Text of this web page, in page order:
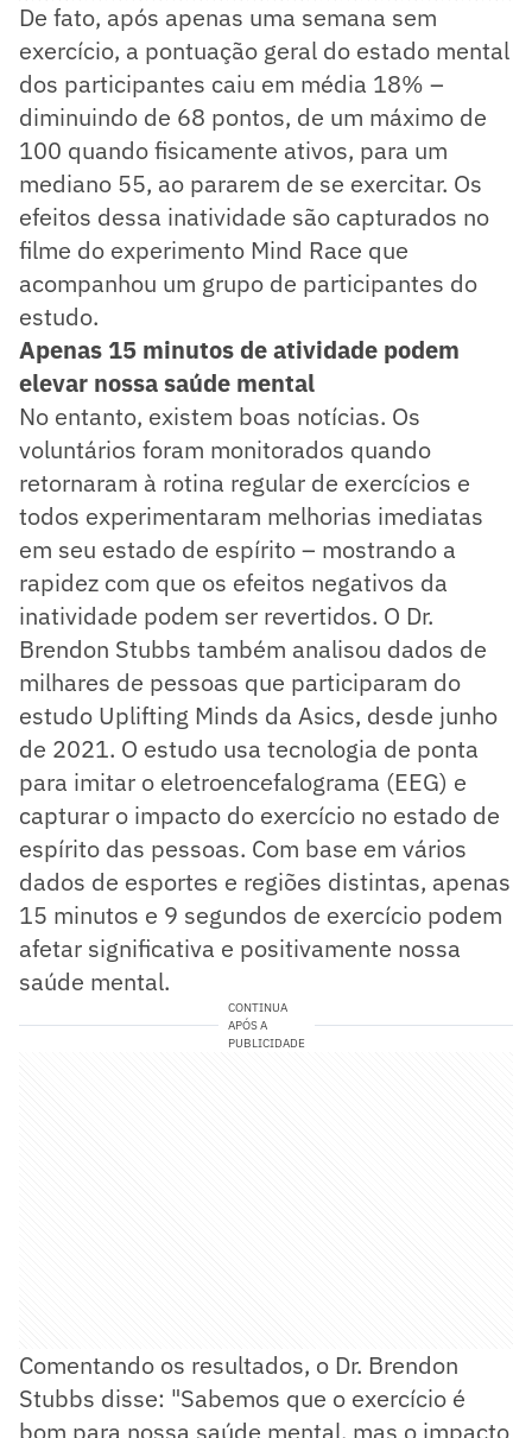
De fato, após apenas uma semana sem
exercício, a pontuação geral do estado mental
dos participantes caiu em média 18% –
diminuindo de 68 pontos, de um máximo de
100 quando fisicamente ativos, para um
mediano 55, ao pararem de se exercitar. Os
efeitos dessa inatividade são capturados no
filme do experimento Mind Race que
acompanhou um grupo de participantes do
estudo.
Apenas 15 minutos de atividade podem
elevar nossa saúde mental
No entanto, existem boas notícias. Os
voluntários foram monitorados quando
retornaram à rotina regular de exercícios e
todos experimentaram melhorias imediatas
em seu estado de espírito – mostrando a
rapidez com que os efeitos negativos da
inatividade podem ser revertidos. O Dr.
Brendon Stubbs também analisou dados de
milhares de pessoas que participaram do
estudo Uplifting Minds da Asics, desde junho
de 2021. O estudo usa tecnologia de ponta
para imitar o eletroencefalograma (EEG) e
capturar o impacto do exercício no estado de
espírito das pessoas. Com base em vários
dados de esportes e regiões distintas, apenas
15 minutos e 9 segundos de exercício podem
afetar significativa e positivamente nossa
saúde mental.
CONTINUA
APÓS A
PUBLICIDADE
Comentando os resultados, o Dr. Brendon
Stubbs disse: "Sabemos que o exercício é